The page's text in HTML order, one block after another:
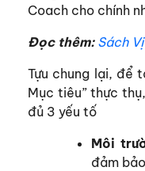
Coach cho chính
Đọc thêm: Sách
Tựu chung lại, để
Mục tiêu” thực
đủ 3 yếu tố
Môi
đảm